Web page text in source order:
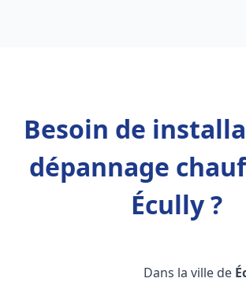
Besoin de
dépannage
Écully ?
Dans la ville de